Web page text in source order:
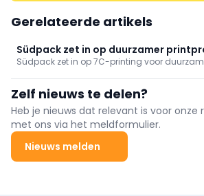
Gerelateerde artikels
Südpack zet in op duurzamer
Südpack zet in op 7C-printing voor
verhoogt de efficiëntie, printkwaliteit en
verpakkingen.
Zelf nieuws te delen?
Heb je nieuws dat relevant is voor onze
met ons via het meldformulier.
Nieuws melden